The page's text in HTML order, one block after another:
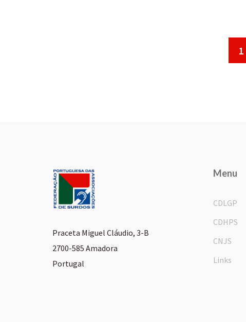
1
Praceta Miguel Cláudio, 3-B
2700-585 Amadora
Portugal
Menu
CDLGP
CDHPS
CNJS
Links